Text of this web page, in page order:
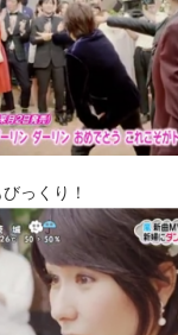
っくり！